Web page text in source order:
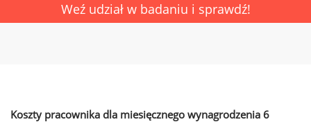
Weź udział w badaniu i sprawdź!
Koszty pracownika dla miesięcznego wynagrodzenia 6